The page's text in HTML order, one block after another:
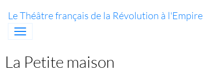
Le Théâtre français de la Révolution à l'Empire
La Petite maison